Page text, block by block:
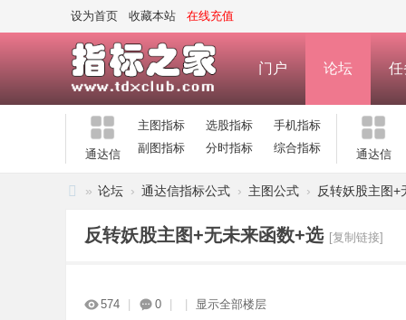
设为首页 收藏本站 在线充值
门户 论坛 任
通达信
主图指标 选股指标
手机指标
副图指标
分时指标 综合指标 通达信
» 论坛 › 通达信指标公式 › 主图公式 › 反转妖股主图+
反转妖股主图+无未来函数+选 [复制链接]
574 0 显示全部楼层